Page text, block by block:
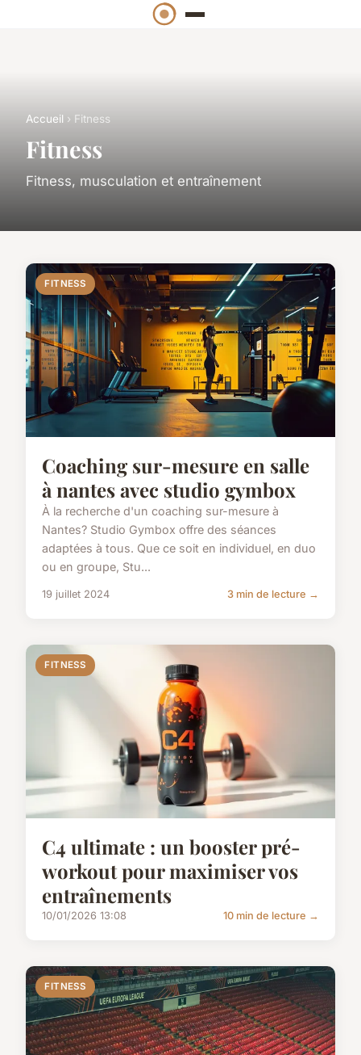
Accueil › Fitness
Fitness
Fitness, musculation et entraînement
FITNESS
Coaching sur-mesure en salle
à nantes avec studio gymbox
À la recherche d'un coaching sur-mesure à
Nantes? Studio Gymbox offre des séances
adaptées à tous. Que ce soit en individuel, en duo
ou en groupe, Stu...
19 juillet 2024 3 min de lecture →
FITNESS
C4 ultimate : un booster pré-
workout pour maximiser vos
entraînements
10/01/2026 13:08 10 min de lecture →
FITNESS